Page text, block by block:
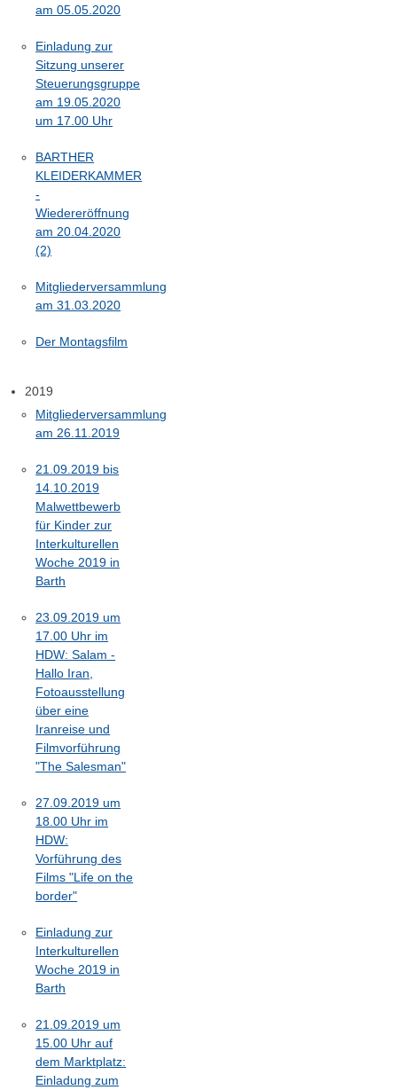
am 05.05.2020
Einladung zur
Sitzung unserer
Steuerungsgruppe
am 19.05.2020
um 17.00 Uhr
BARTHER
KLEIDERKAMMER
-
Wiedereröffnung
am 20.04.2020
(2)
Mitgliederversammlung
am 31.03.2020
Der Montagsfilm
2019
Mitgliederversammlung
am 26.11.2019
21.09.2019 bis
14.10.2019
Malwettbewerb
für Kinder zur
Interkulturellen
Woche 2019 in
Barth
23.09.2019 um
17.00 Uhr im
HDW: Salam -
Hallo Iran,
Fotoausstellung
über eine
Iranreise und
Filmvorführung
"The Salesman"
27.09.2019 um
18.00 Uhr im
HDW:
Vorführung des
Films "Life on the
border"
Einladung zur
Interkulturellen
Woche 2019 in
Barth
21.09.2019 um
15.00 Uhr auf
dem Marktplatz:
Einladung zum